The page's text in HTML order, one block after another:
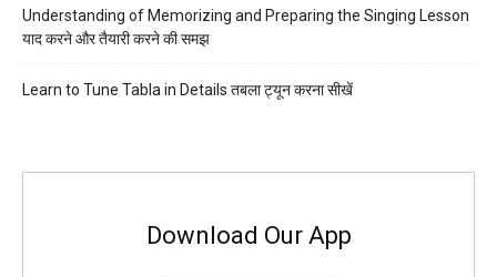
Understanding of Memorizing and Preparing the Singing Lesson
याद करने और तैयारी करने की समझ
Learn to Tune Tabla in Details तबला ट्यून करना सीखें
Download Our App